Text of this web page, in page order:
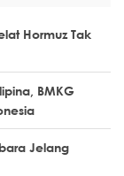
Hormuz Tak
BMKG
Jelang